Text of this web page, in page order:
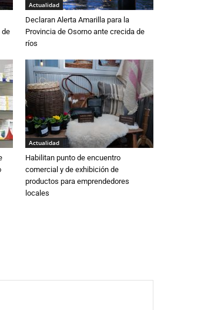
de
Actualidad
Declaran Alerta Amarilla para la
Provincia de Osorno ante crecida de
ríos
Actualidad
Habilitan punto de encuentro
comercial y de exhibición de
productos para emprendedores
locales